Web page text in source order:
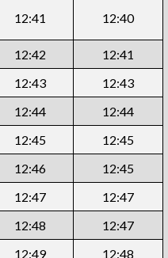
12:41 12:40
12:42
12:41
12:43
12:43
12:44
12:44
12:45
12:45
12:46
12:45
12:47
12:47
12:48
12:47
12:49 12:48